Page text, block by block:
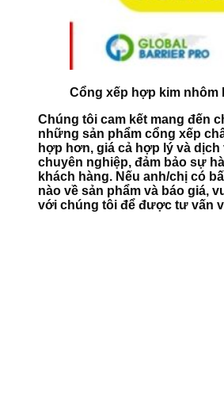
Cổng xếp hợp kim nhôm
Chúng tôi cam kết mang đến
những sản phẩm cổng xếp
hợp hơn, giá cả hợp lý và dịch
chuyên nghiệp, đảm bảo sự
khách hàng. Nếu anh/chị có
nào về sản phẩm và báo giá,
với chúng tôi để được tư vấn